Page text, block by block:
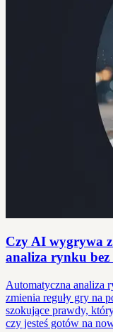
Czy AI wygrywa
analiza rynku bez
Automatyczna analiza
zmienia reguły gry na
szokujące prawdy,
czy jesteś gotów na